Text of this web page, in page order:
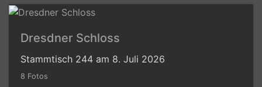
Dresdner Schloss
Stammtisch 244 am 8. Juli 2026
8 Fotos